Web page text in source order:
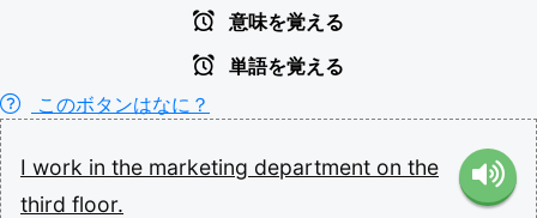
意味を覚える
単語を覚える
このボタンはなに？
I work in the marketing department on the
third floor.